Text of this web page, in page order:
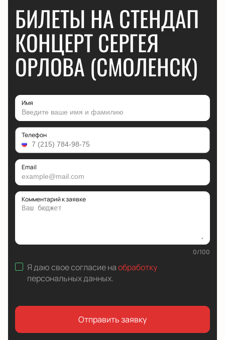
БИЛЕТЫ НА СТЕНДАП
КОНЦЕРТ СЕРГЕЯ
ОРЛОВА (СМОЛЕНСК)
Имя
Телефон
Email
Комментарий к заявке
0/100
Я даю свое согласие наобработку
персональных данных.
Отправить заявку